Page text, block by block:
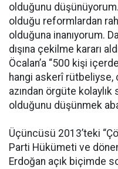
olduğunu
olduğu reformlardan
olduğuna inanıyorum.
dışına çekilme kararı
Öcalan’a “500 kişi
hangi askerî rütbeliyse,
azından örgüte kolaylık
olduğunu düşünmek
Üçüncüsü 2013’teki
Parti Hükümeti ve
Erdoğan açık biçimde